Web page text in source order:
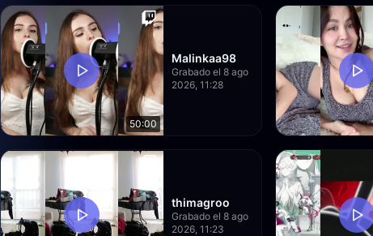
50:00
Malinkaa98
Grabado el 8 ago
2026, 11:28
thimagroo
Grabado el 8 ago
2026, 11:23